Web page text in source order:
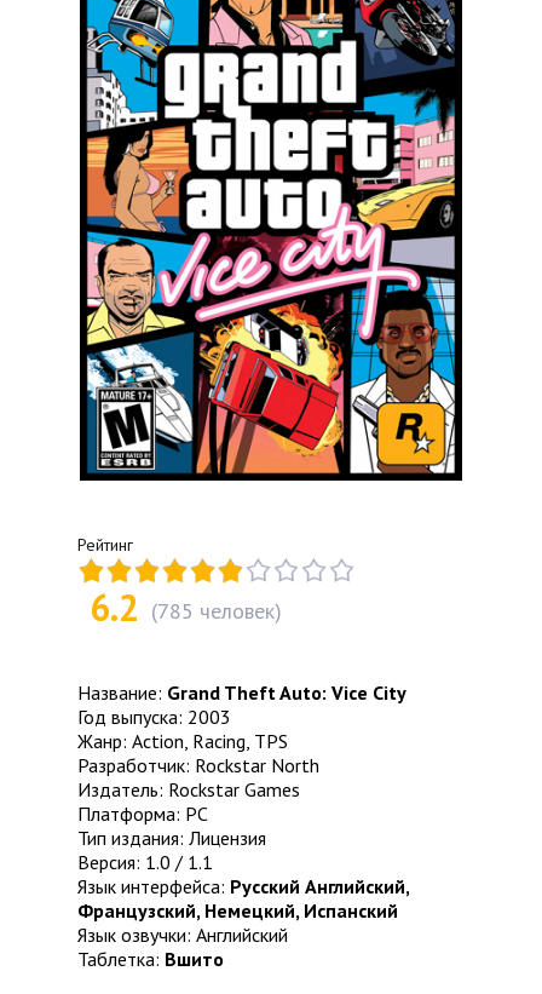
Рейтинг
6.2 (785 человек)
Название: Grand Theft Auto: Vice City
Год выпуска: 2003
Жанр: Action, Racing, TPS
Разработчик: Rockstar North
Издатель: Rockstar Games
Платформа: PC
Тип издания: Лицензия
Версия: 1.0 / 1.1
Язык интерфейса: Русский Английский,
Французский, Немецкий, Испанский
Язык озвучки: Английский
Таблетка: Вшито